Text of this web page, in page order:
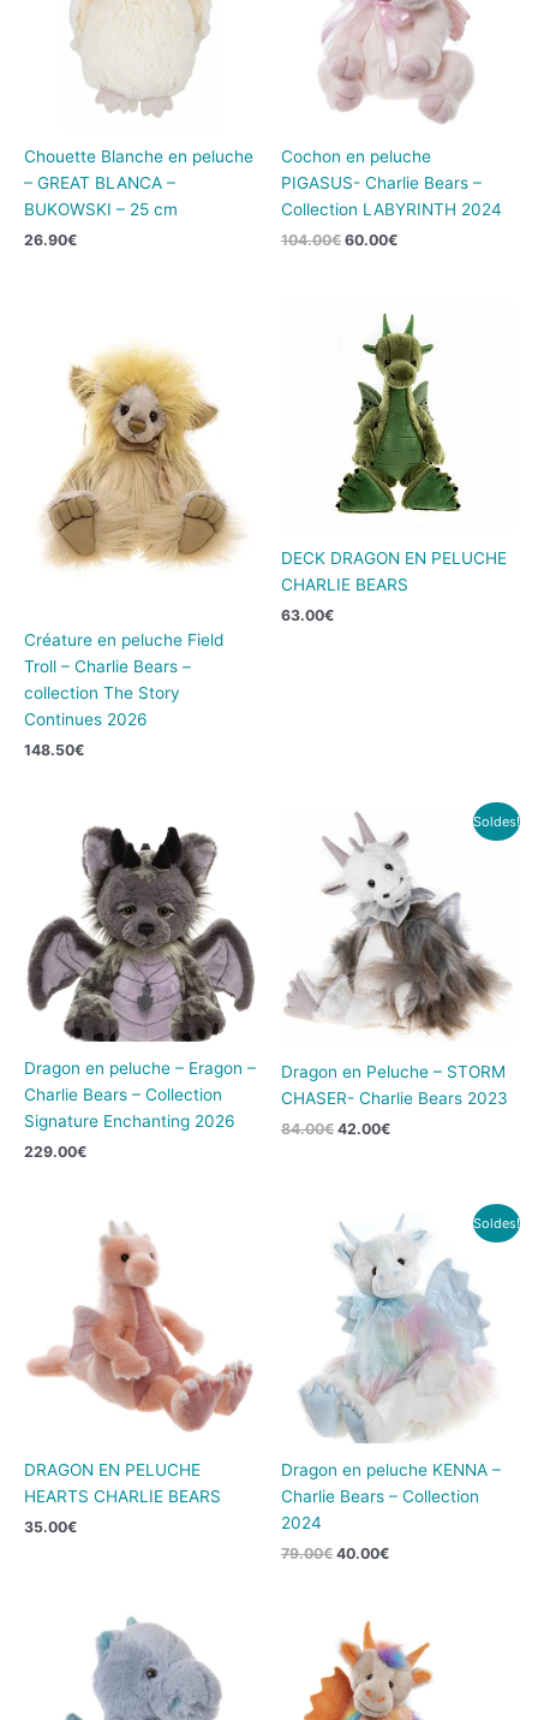
Chouette Blanche en peluche
– GREAT BLANCA –
BUKOWSKI – 25 cm
26.90€
Cochon en peluche
PIGASUS- Charlie Bears –
Collection LABYRINTH 2024
104.00€ 60.00€
Créature en peluche Field
Troll – Charlie Bears –
collection The Story
Continues 2026
148.50€
DECK DRAGON EN PELUCHE
CHARLIE BEARS
63.00€
Dragon en peluche – Eragon –
Charlie Bears – Collection
Signature Enchanting 2026
229.00€
Soldes!
Dragon en Peluche – STORM
CHASER- Charlie Bears 2023
84.00€
prix
initial
était :
84.00€.
42.00€
prix
actuel
est :
42.00€.
DRAGON EN PELUCHE
HEARTS CHARLIE BEARS
35.00€
Soldes!
Dragon en peluche KENNA –
Charlie Bears – Collection
2024
79.00€
Le
prix
initial
était :
79.00€.
40.00€
Le
prix
actuel
est :
40.00€.